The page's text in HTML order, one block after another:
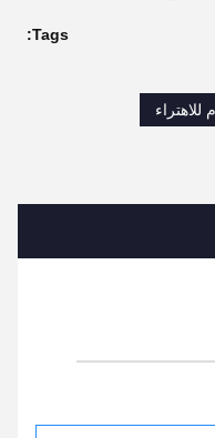
Tags: